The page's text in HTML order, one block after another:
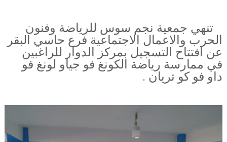
تنهي جمعية نجم سوس للرياضة وفنون
الحرب والاعمال الاجتماعية فرع حاسي البقر
عن افتتاح التسجيل بمركز الدوار للراغبين
في ممارسة رياضة الكونغ فو جياو لونغ فو
داو فو كو تريان .